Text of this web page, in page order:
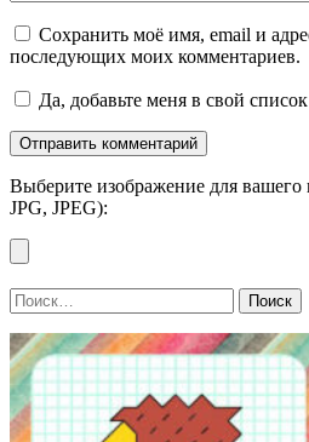
Сохранить моё имя, email и
последующих моих комментариев.
Да, добавьте меня в свой
Выберите изображение для
JPG, JPEG):
Найти: